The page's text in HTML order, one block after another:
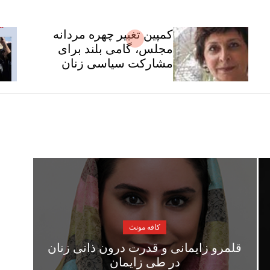
کمپین تغییر چهره مردانه
مجلس، گامی بلند برای
مشارکت سیاسی زنان
کافه مونث
قلمرو زایمانی و قدرت درون ذاتی زنان
در طی زایمان